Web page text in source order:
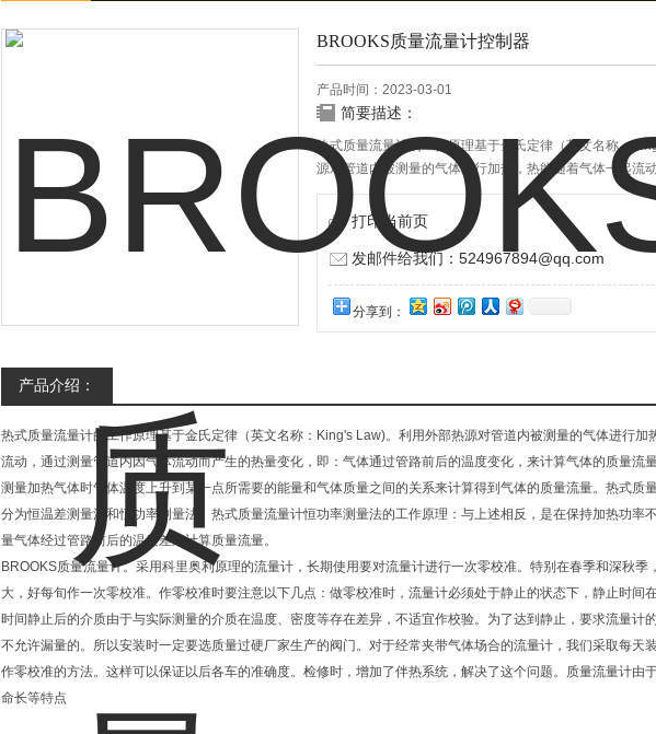
BROOKS质量流量计控制器
产品时间：2023-03-01
简要描述：
热式质量流量计的工作原理基于金氏定律（英文名称：
源对管道内被测量的气体进行加热，热能随着气体一起流
气体流动而产生的热量变化
打印当前页
发邮件给我们：524967894@qq.com
分享到：
产品介绍：
热式质量流量计的工作原理基于金氏定律（英文名称：King's Law)。利用外部热源对管道内被测量的气体进行加
流动，通过测量管道内因气体流动而产生的热量变化，即：气体通过管路前后的温度变化，来计算气体的质量流
测量加热气体时气体温度上升到某一点所需要的能量和气体质量之间的关系来计算得到气体的质量流量。热式质
分为恒温差测量法和恒功率测量法。热式质量流量计恒功率测量法的工作原理：与上述相反，是在保持加热功率
量气体经过管路前后的温度差来计算质量流量。
BROOKS质量流量计。采用科里奥利原理的流量计，长期使用要对流量计进行一次零校准。特别在春季和深秋季
大，好每旬作一次零校准。作零校准时要注意以下几点：做零校准时，流量计必须处于静止的状态下，静止时间
时间静止后的介质由于与实际测量的介质在温度、密度等存在差异，不适宜作校验。为了达到静止，要求流量计
不允许漏量的。所以安装时一定要选质量过硬厂家生产的阀门。对于经常夹带气体场合的流量计，我们采取每天
作零校准的方法。这样可以保证以后各车的准确度。检修时，增加了伴热系统，解决了这个问题。质量流量计由
命长等特点